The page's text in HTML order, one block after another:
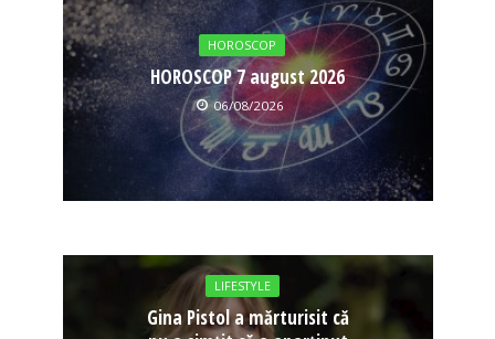
HOROSCOP
HOROSCOP 7 august 2026
06/08/2026
LIFESTYLE
Gina Pistol a mărturisit că